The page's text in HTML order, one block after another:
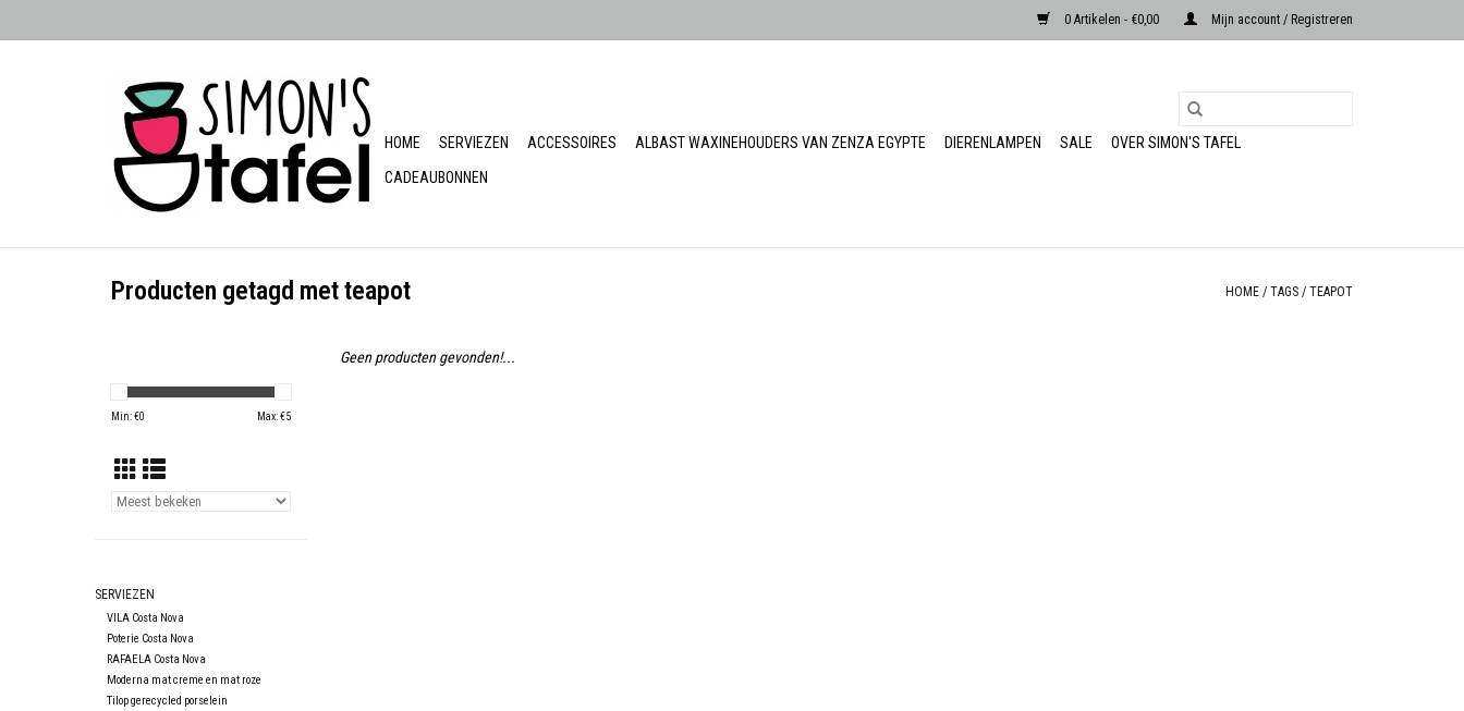
0 Artikelen - €0,00 Mijn account / Registreren
HOME SERVIEZEN ACCESSOIRES ALBAST WAXINEHOUDERS VAN ZENZA EGYPTE DIERENLAMPEN SALE
OVER SIMON'S TAFEL
CADEAUBONNEN
Producten getagd met teapot HOME / TAGS / TEAPOT
Min: €0 Max: €5
SERVIEZEN
VILA Costa Nova
Poterie Costa Nova
RAFAELA Costa Nova
Moderna mat creme en mat roze
Tilop gerecycled porselein
Geen producten gevonden!...